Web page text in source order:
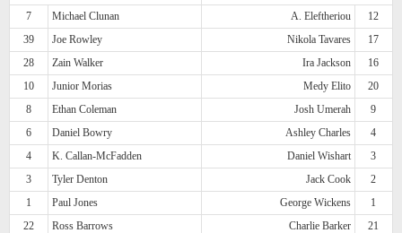
7
Michael Clunan A. Eleftheriou
12
39
Joe Rowley Nikola Tavares
17
28
Zain Walker Ira Jackson
16
10
Junior Morias Medy Elito
20
8
Ethan Coleman Josh Umerah
9
6
Daniel Bowry Ashley Charles
4
4
K. Callan-McFadden Daniel Wishart
3
3
Tyler Denton Jack Cook
2
1
Paul Jones George Wickens
1
22
Ross Barrows Charlie Barker
21